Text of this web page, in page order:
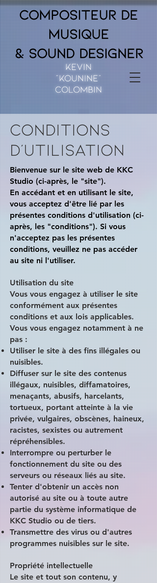
Kevin
"Kounine"
Colombin
Compositeur de
musique
& Sound Designer
Conditions
d’utilisation
Bienvenue sur le site web de KKC
Studio (ci-après, le "site").
En accédant et en utilisant le site,
vous acceptez d'être lié par les
présentes conditions d'utilisation (ci-
après, les "conditions"). Si vous
n'acceptez pas les présentes
conditions, veuillez ne pas accéder
au site ni l'utiliser.
Utilisation du site
Vous vous engagez à utiliser le site
conformément aux présentes
conditions et aux lois applicables.
Vous vous engagez notamment à ne
pas :
Utiliser le site à des fins illégales ou
nuisibles.
Diffuser sur le site des contenus
illégaux, nuisibles, diffamatoires,
menaçants, abusifs, harcelants,
tortueux, portant atteinte à la vie
privée, vulgaires, obscènes, haineux,
racistes, sexistes ou autrement
répréhensibles.
Interrompre ou perturber le
fonctionnement du site ou des
serveurs ou réseaux liés au site.
Tenter d'obtenir un accès non
autorisé au site ou à toute autre
partie du système informatique de
KKC Studio ou de tiers.
Transmettre des virus ou d'autres
programmes nuisibles sur le site.
Propriété intellectuelle
Le site et tout son contenu, y